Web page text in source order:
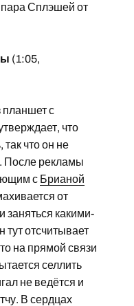
Сплэшей от
(1:05,
планшет с
что
что он не
После рекламы
с Брианой
от
заняться какими-
тут отсчитывает
на прямой связи
селлить
не ведётся и
В сердцах